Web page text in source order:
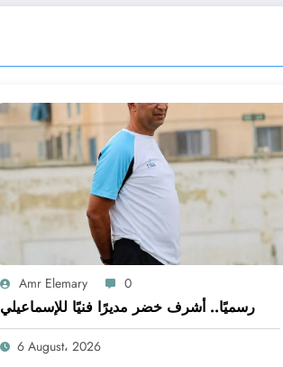
Amr Elemary 0
رسميًا.. أشرف خضر مديرًا فنيًا للإسماعيلي
6 August، 2026